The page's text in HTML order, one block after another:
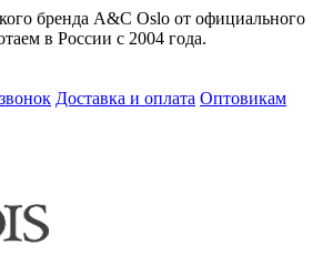
бренда A&C Oslo от официального
в России с 2004 года.
Доставка и оплата Оптовикам